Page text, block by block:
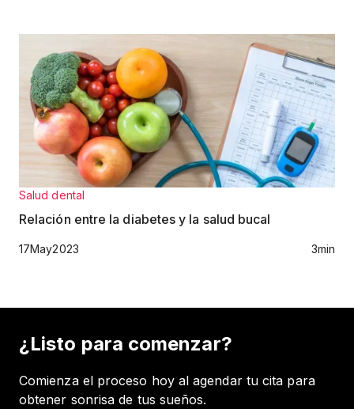
Salud dental
Relación entre la diabetes y la salud bucal
17May2023 3min
¿Listo para comenzar?
Comienza el proceso hoy al agendar tu cita para
obtener sonrisa de tus sueños.